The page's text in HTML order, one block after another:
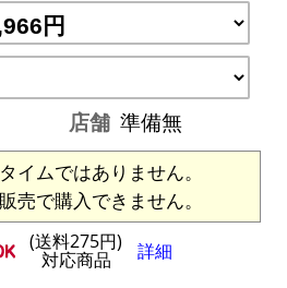
店舗 準備無
イムではありません。
売で購入できません。
(送料275円)
対応商品 詳細